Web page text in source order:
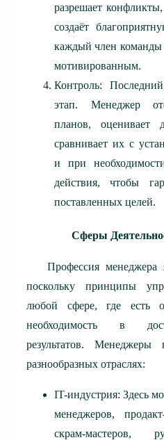
разрешает
создаёт
каждый член команды
мотивированным.
Контроль:
этап. Менеджер
планов, оценивает
сравнивает их с
и при
действия, чтобы
поставленных целей.
Сферы
Профессия менеджера
поскольку принципы
любой сфере, где есть
необходимость в
результатов.
разнообразных отраслях:
IT-индустрия: Здесь
менеджеров,
скрам-мастеров,